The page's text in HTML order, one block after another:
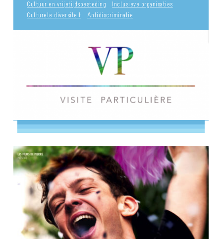
Cultuur en vrijetijdsbesteding
Inclusieve organisaties
Culturele diversiteit
Antidiscriminatie